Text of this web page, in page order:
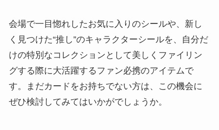
会場で一目惚れしたお気に入りのシールや、新し
く見つけた“推し”のキャラクターシールを、自分だ
けの特別なコレクションとして美しくファイリン
グする際に大活躍するファン必携のアイテムで
す。まだカードをお持ちでない方は、この機会に
ぜひ検討してみてはいかがでしょうか。